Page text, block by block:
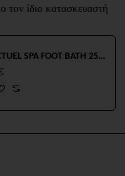
τον ίδιο κατασκευαστή
01 ACTUEL SPA FOOT BATH 250ml